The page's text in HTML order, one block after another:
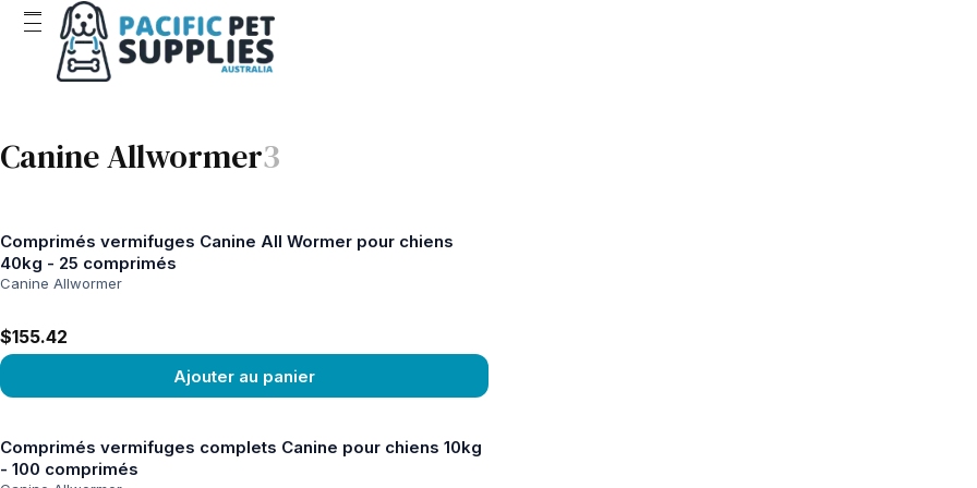
Canine Allwormer3
Comprimés vermifuges Canine All Wormer pour chiens
40kg - 25 comprimés
Canine Allwormer
$155.42
Ajouter au panier
Comprimés vermifuges complets Canine pour chiens 10kg
- 100 comprimés